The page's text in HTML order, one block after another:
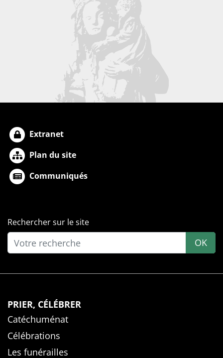
Extranet
Plan du site
Communiqués
Rechercher sur le site
OK
PRIER, CÉLÉBRER
Catéchuménat
Célébrations
Les funérailles